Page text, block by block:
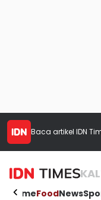
Baca artikel IDN
HomeFoodNews